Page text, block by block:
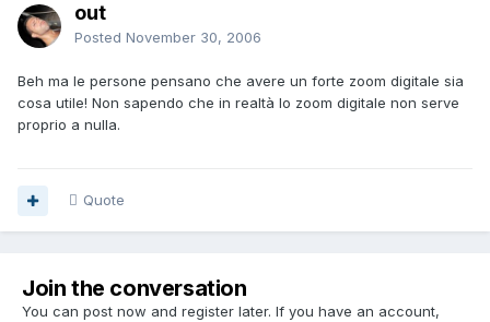
out
Posted November 30, 2006
Beh ma le persone pensano che avere un forte zoom digitale sia
cosa utile! Non sapendo che in realtà lo zoom digitale non serve
proprio a nulla.
Quote
Join the conversation
You can post now and register later. If you have an account,